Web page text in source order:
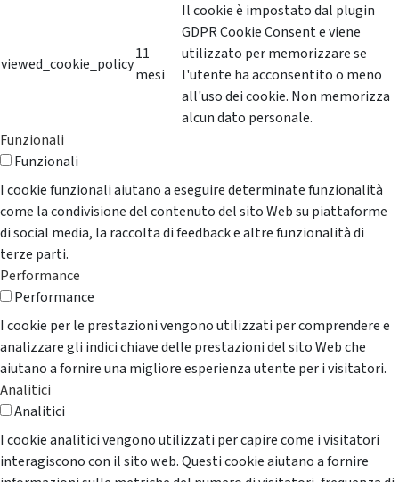
viewed_cookie_policy
11
mesi
Il cookie è impostato dal plugin
GDPR Cookie Consent e viene
utilizzato per memorizzare se
l'utente ha acconsentito o meno
all'uso dei cookie. Non memorizza
alcun dato personale.
Funzionali
Funzionali
I cookie funzionali aiutano a eseguire determinate funzionalità
come la condivisione del contenuto del sito Web su piattaforme
di social media, la raccolta di feedback e altre funzionalità di
terze parti.
Performance
Performance
I cookie per le prestazioni vengono utilizzati per comprendere e
analizzare gli indici chiave delle prestazioni del sito Web che
aiutano a fornire una migliore esperienza utente per i visitatori.
Analitici
Analitici
I cookie analitici vengono utilizzati per capire come i visitatori
interagiscono con il sito web. Questi cookie aiutano a fornire